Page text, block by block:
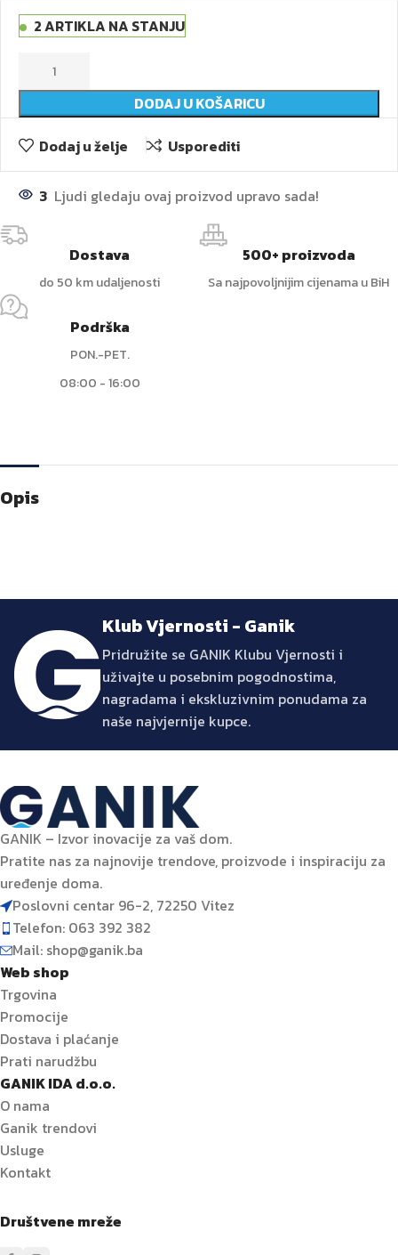
2 ARTIKLA NA STANJU
DODAJ U KOŠARICU
Dodaj u želje
Usporediti
3 Ljudi gledaju ovaj proizvod upravo sada!
Dostava
do 50 km udaljenosti
500+ proizvoda
Sa najpovoljnijim cijenama u BiH
Podrška
PON.-PET.
08:00 - 16:00
Opis
Klub Vjernosti - Ganik
Pridružite se GANIK Klubu Vjernosti i
uživajte u posebnim pogodnostima,
nagradama i ekskluzivnim ponudama za
naše najvjernije kupce.
GANIK – Izvor inovacije za vaš dom.
Pratite nas za najnovije trendove, proizvode i inspiraciju za
uređenje doma.
Poslovni centar 96-2, 72250 Vitez
Telefon: 063 392 382
Mail: shop@ganik.ba
Web shop
Trgovina
Promocije
Dostava i plaćanje
Prati narudžbu
GANIK IDA d.o.o.
O nama
Ganik trendovi
Usluge
Kontakt
Društvene mreže